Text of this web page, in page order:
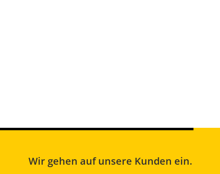
Wir gehen auf unsere Kunden ein.